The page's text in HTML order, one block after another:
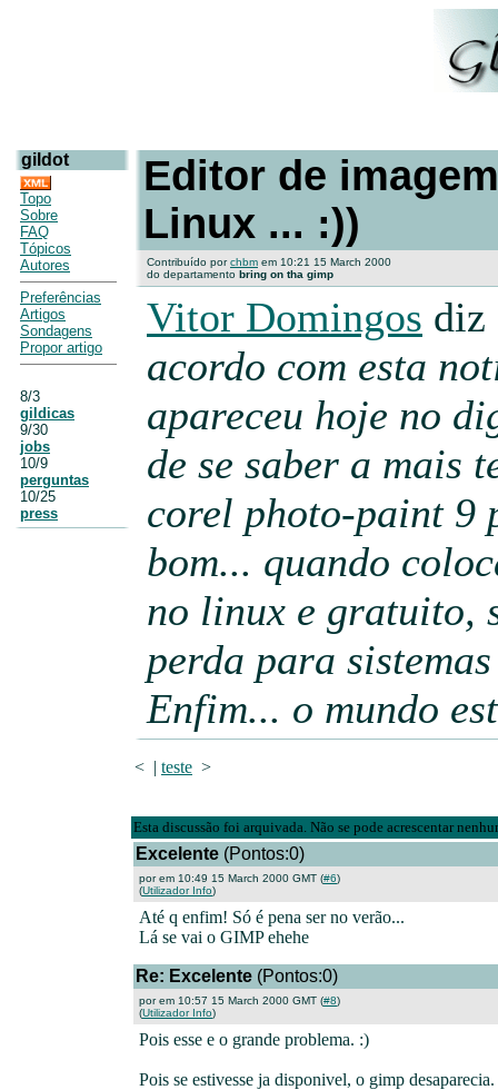
gildot
Topo
Sobre
FAQ
Tópicos
Autores
Preferências
Artigos
Sondagens
Propor artigo
8/3
gildicas
9/30
jobs
10/9
perguntas
10/25
press
Editor de
Linux ... :))
Contribuído porchbm em 10:21 15 March 2000
do departamento bring on tha gimp
Vitor Domingos diz
acordo com esta
apareceu hoje no
de se saber a mais
corel photo-paint 9
bom... quando
no linux e gratuito,
perda para
Enfim... o mundo
< | teste >
Esta discussão foi arquivada. Não se pode acrescentar
Excelente (Pontos:0)
por em 10:49 15 March 2000 GMT (#6)
(Utilizador Info)
Até q enfim! Só é pena ser no verão...
Lá se vai o GIMP ehehe
Re: Excelente (Pontos:0)
por em 10:57 15 March 2000 GMT (#8)
(Utilizador Info)
Pois esse e o grande problema. :)
Pois se estivesse ja disponivel, o gimp desaparecia.